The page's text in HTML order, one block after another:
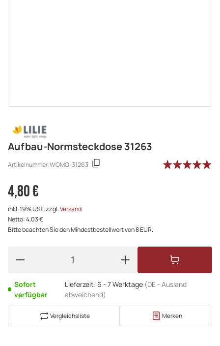
Aufbau-Normsteckdose 31263
Artikelnummer:WOMO-31263
4,80 €
inkl. 19% USt. zzgl.Versand
Netto: 4,03 €
Bitte beachten Sie den Mindestbestellwert von 8 EUR.
Sofort
verfügbar
Lieferzeit: 6 - 7 Werktage (DE - Ausland
abweichend)
Vergleichsliste Merken